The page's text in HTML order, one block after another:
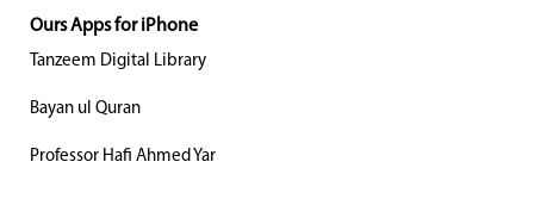
Ours Apps for iPhone
Tanzeem Digital Library
Bayan ul Quran
Professor Hafi Ahmed Yar